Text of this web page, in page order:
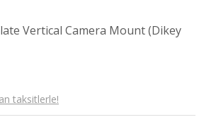
Vertical Camera Mount (Dikey
taksitlerle!